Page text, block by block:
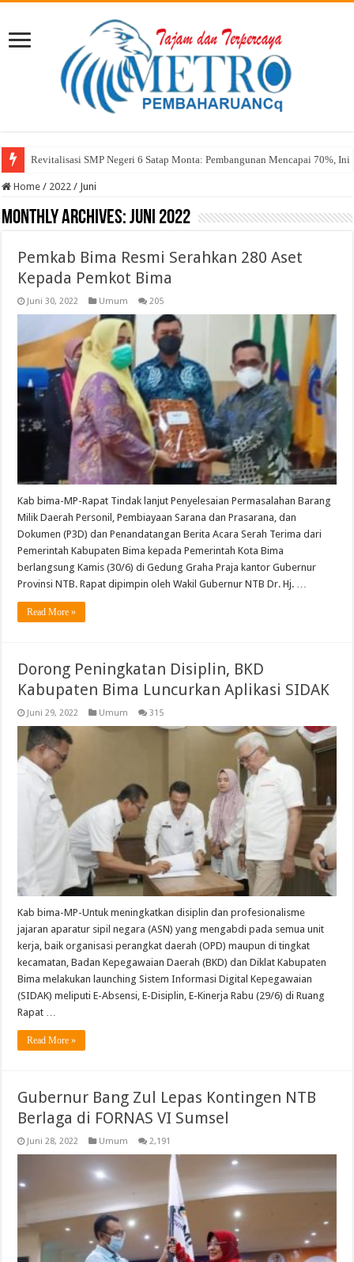
Sekda Abul: Pelantikan adalah Pengakuan Kompetensi
Home / 2022 / Juni
Monthly Archives:Juni 2022
Pemkab Bima Resmi Serahkan 280 Aset
Kepada Pemkot Bima
Juni 30, 2022 Umum 205
Kab bima-MP-Rapat Tindak lanjut Penyelesaian Permasalahan Barang
Milik Daerah Personil, Pembiayaan Sarana dan Prasarana, dan
Dokumen (P3D) dan Penandatangan Berita Acara Serah Terima dari
Pemerintah Kabupaten Bima kepada Pemerintah Kota Bima
berlangsung Kamis (30/6) di Gedung Graha Praja kantor Gubernur
Provinsi NTB. Rapat dipimpin oleh Wakil Gubernur NTB Dr. Hj. …
Read More »
Dorong Peningkatan Disiplin, BKD
Kabupaten Bima Luncurkan Aplikasi SIDAK
Juni 29, 2022 Umum 315
Kab bima-MP-Untuk meningkatkan disiplin dan profesionalisme
jajaran aparatur sipil negara (ASN) yang mengabdi pada semua unit
kerja, baik organisasi perangkat daerah (OPD) maupun di tingkat
kecamatan, Badan Kepegawaian Daerah (BKD) dan Diklat Kabupaten
Bima melakukan launching Sistem Informasi Digital Kepegawaian
(SIDAK) meliputi E-Absensi, E-Disiplin, E-Kinerja Rabu (29/6) di Ruang
Rapat …
Read More »
Gubernur Bang Zul Lepas Kontingen NTB
Berlaga di FORNAS VI Sumsel
Juni 28, 2022 Umum 2,191